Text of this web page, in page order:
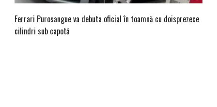
Ferrari Purosangue va debuta oficial în toamnă cu doisprezece
cilindri sub capotă